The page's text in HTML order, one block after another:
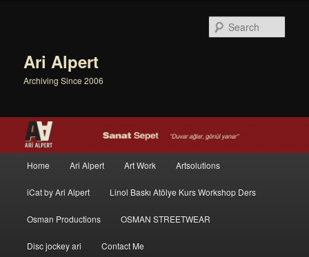
Ari Alpert
Archiving Since 2006
Skip to primary content
Skip to secondary content
Home Ari Alpert Art Work Artsolutions
iCat by Ari Alpert Linol Baskı Atölye Kurs Workshop Ders
Osman Productions OSMAN STREETWEAR
Disc jockey ari Contact Me